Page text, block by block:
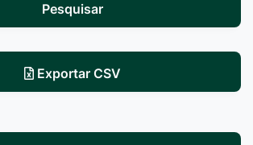
Pesquisar
Exportar CSV